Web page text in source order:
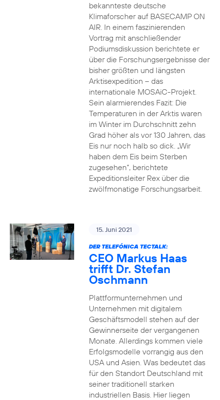
bekannteste deutsche
Klimaforscher auf BASECAMP ON
AIR. In einem faszinierenden
Vortrag mit anschließender
Podiumsdiskussion berichtete er
über die Forschungsergebnisse der
bisher größten und längsten
Arktisexpedition – das
internationale MOSAiC-Projekt.
Sein alarmierendes Fazit: Die
Temperaturen in der Arktis waren
im Winter im Durchschnitt zehn
Grad höher als vor 130 Jahren, das
Eis nur noch halb so dick. „Wir
haben dem Eis beim Sterben
zugesehen“, berichtete
Expeditionsleiter Rex über die
zwölfmonatige Forschungsarbeit.
15. Juni 2021
DER TELEFÓNICA TECTALK:
CEO Markus Haas
trifft Dr. Stefan
Oschmann
Plattformunternehmen und
Unternehmen mit digitalem
Geschäftsmodell stehen auf der
Gewinnerseite der vergangenen
Monate. Allerdings kommen viele
Erfolgsmodelle vorrangig aus den
USA und Asien. Was bedeutet das
für den Standort Deutschland mit
seiner traditionell starken
industriellen Basis. Hier liegen